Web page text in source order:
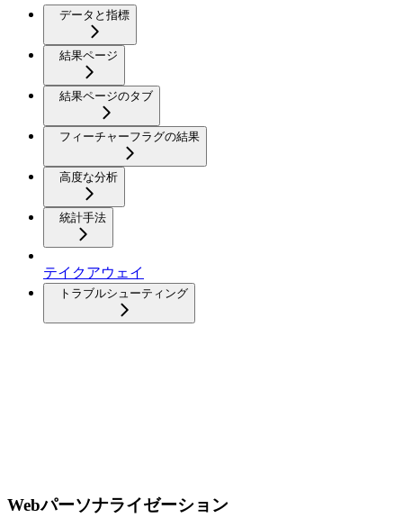
データと指標
結果ページ
結果ページのタブ
フィーチャーフラグの結果
高度な分析
統計手法
テイクアウェイ
トラブルシューティング
Webパーソナライゼーション